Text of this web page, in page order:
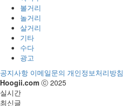
볼거리
놀거리
살거리
기타
수다
광고
공지사항 이메일문의 개인정보처리방침
Hoogii.com ⓒ 2025
실시간
최신글